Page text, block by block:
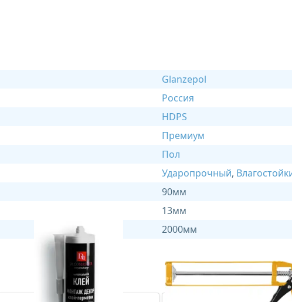
Glanzepol
Россия
HDPS
Премиум
Пол
Ударопрочный,
90мм
13мм
2000мм